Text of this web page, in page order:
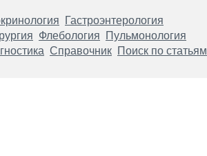
Гастроэнтерология
Флебология
Пульмонология
Справочник Поиск по статьям